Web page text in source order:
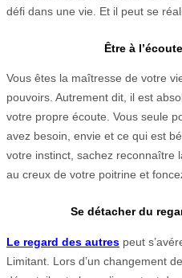
défi dans une vie. Et il peut se
Être à
Vous êtes la maîtresse de votre
pouvoirs. Autrement dit, il est
votre propre écoute. Vous seule
avez besoin, envie et ce qui est
votre instinct, sachez reconnaître
au creux de votre poitrine et
Se détacher du
Le regard des autres peut
Limitant. Lors d’un changement